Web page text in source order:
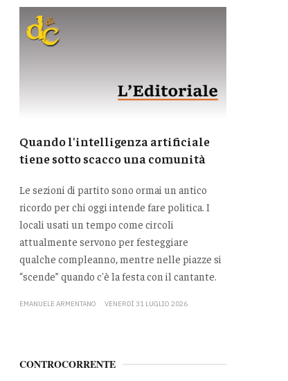
Quando l'intelligenza artificiale
tiene sotto scacco una comunità
Le sezioni di partito sono ormai un antico
ricordo per chi oggi intende fare politica. I
locali usati un tempo come circoli
attualmente servono per festeggiare
qualche compleanno, mentre nelle piazze si
“scende” quando c'è la festa con il cantante.
EMANUELE ARMENTANO VENERDÌ 31 LUGLIO 2026
CONTROCORRENTE